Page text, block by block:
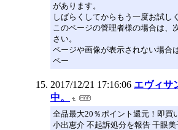
があります。
しばらくしてからもう一度お試し
このページの管理者様の場合は、
さい。
ページや画像が表示されない場合
ペー
2017/12/21 17:16:06 エヴィサ
中。
全品最大20％ポイント還元！即買
小出恵介 不起訴処分を報告 千眼美